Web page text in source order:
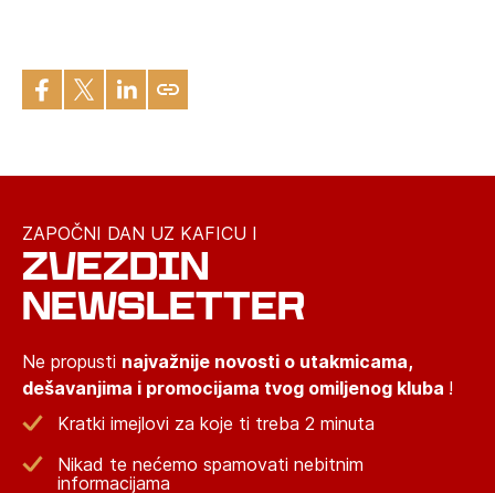
ZAPOČNI DAN UZ KAFICU I
ZVEZDIN
NEWSLETTER
Ne propusti najvažnije novosti o utakmicama,
dešavanjima i promocijama tvog omiljenog kluba !
Kratki imejlovi za koje ti treba 2 minuta
Nikad te nećemo spamovati nebitnim
informacijama